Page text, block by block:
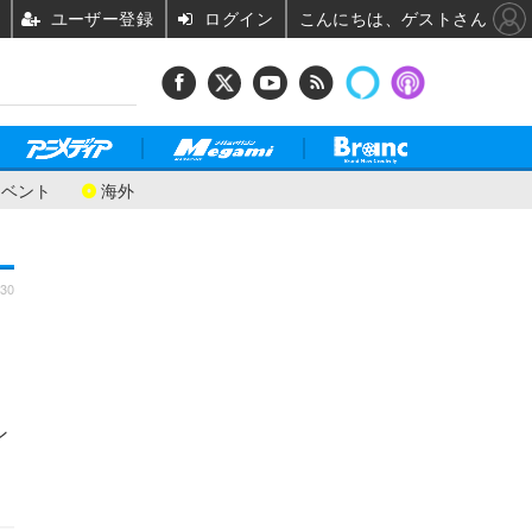
ント 海外
ユーザー登録 ログイン こんにちは、ゲストさん